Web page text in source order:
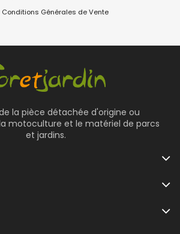
Conditions Générales de Vente
la pièce détachée d'origine ou
motoculture et le matériel de parcs
et jardins.